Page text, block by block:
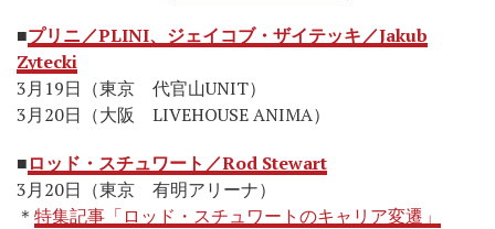
■プリニ／PLINI、ジェイコブ・ザイテッキ／Jakub
Zytecki
3月19日（東京 代官山UNIT）
3月20日（大阪 LIVEHOUSE ANIMA）
■ロッド・スチュワート／Rod Stewart
3月20日（東京 有明アリーナ）
＊ 特集記事「ロッド・スチュワートのキャリア変遷」